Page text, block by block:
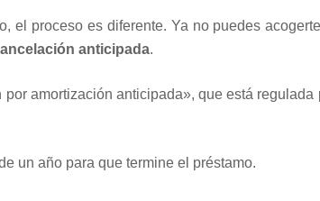
el proceso es diferente. Ya no puedes
anticipada.
amortización anticipada», que está regulada
un año para que termine el préstamo.